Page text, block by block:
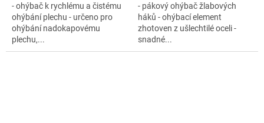
- ohýbač k rychlému a čistému
ohýbání plechu - určeno pro
ohýbání nadokapovému
plechu,...
- pákový ohýbač žlabových
háků - ohýbací element
zhotoven z ušlechtilé oceli -
snadné...